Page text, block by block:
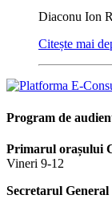
Diaconu Ion
Citește mai
Program de
Primarul orașului
Vineri 9-12
Secretarul